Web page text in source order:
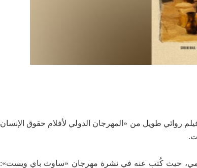
روائي طويل من «المهرجان الدولي لأفلام حقوق الإنسان
حيث كُتب عنه في نشرة مهرجان «ساوث باي ويست»: